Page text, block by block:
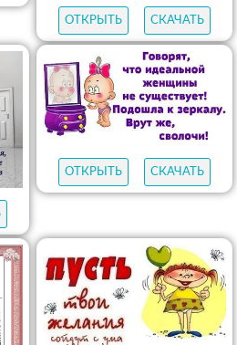
ОТКРЫТЬ СКАЧАТЬ
ОТКРЫТЬ СКАЧАТЬ